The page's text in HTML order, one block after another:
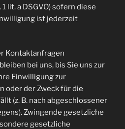
lit. a DSGVO) sofern diese
ist jederzeit
Kontaktanfragen
bei uns, bis Sie uns zur
Einwilligung zur
oder der Zweck für die
(z. B. nach abgeschlossener
Zwingende gesetzliche
gesetzliche